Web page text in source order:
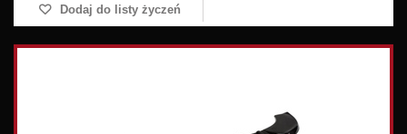
Dodaj do listy życzeń